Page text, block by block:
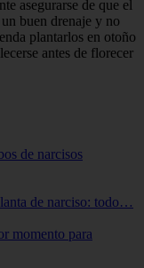
asegurarse de que el
buen drenaje y no
plantarlos en otoño
antes de florecer
de narcisos
de narciso: todo…
momento para